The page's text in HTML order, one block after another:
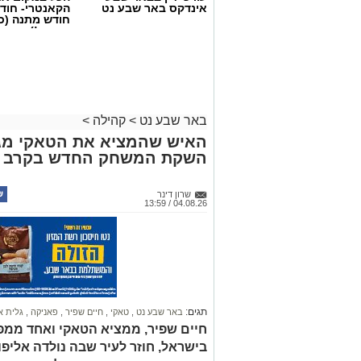
קרדיט: צילום פרטי
בכירי שדה הרווחה בישראל התכנסו
הנגב", לסמינר שטח מרוכז תחת הכותרת
במסגרת תוכנית "מיתר" – תוכנית
והביטחון החברתי, המוסד לביטוח לאומי,
במשרד ראש הממשלה.
תוכנית "מיתר" הוקמה במטרה לטפח רשת
מהמגזר הציבורי, החברתי והעסקי. רשת
העלייה החדה בביקוש לשירותי רווחה,
במענים מותאמים למציאות המשתנה
אינדקס באר שבע נט
הקאנטרי-
חודש מתנה
החגים!)
באר שבע נט > קהילה >
האיש שהמציא את הטאקי
השקת המשחק החדש בקרב חי
שרון דינר
04.08.26 / 13:59
תגים: באר שבע נט טאקי חיים שפיר פאניקה גלית
חיים שפיר, ממציא הטאקי ואחד
בישראל, חוזר לעיר שבה נולדה